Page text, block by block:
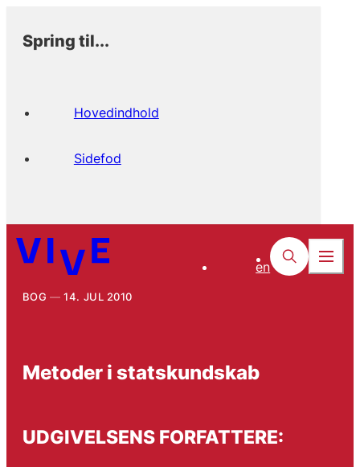
Spring til...
Hovedindhold
Sidefod
en
BOG 14. JUL 2010
Metoder i statskundskab
UDGIVELSENS FORFATTERE: